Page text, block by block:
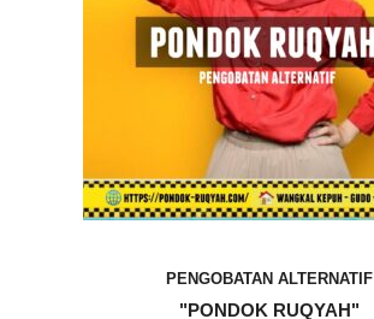
PENGOBATAN ALTERNATIF
"PONDOK RUQYAH"